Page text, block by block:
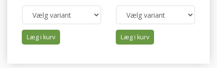
Læg i kurv Læg i kurv